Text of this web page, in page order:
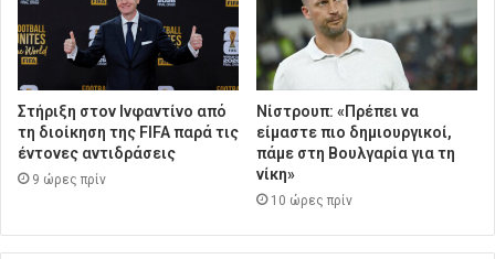
Στήριξη στον Ινφαντίνο από
τη διοίκηση της FIFA παρά τις
έντονες αντιδράσεις
9 ώρες πρίν
Νίστρουπ: «Πρέπει να
είμαστε πιο δημιουργικοί,
πάμε στη Βουλγαρία για τη
νίκη»
10 ώρες πρίν